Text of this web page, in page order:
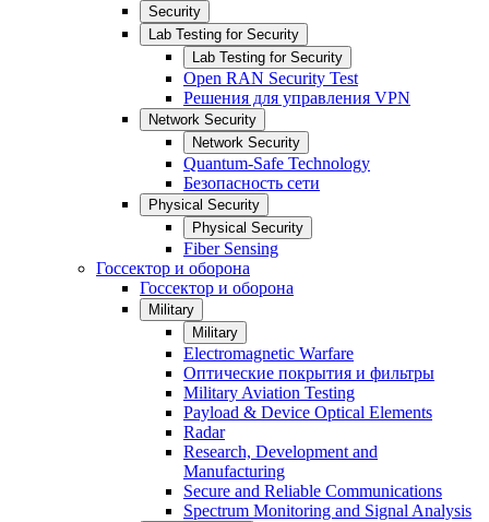
Security
Lab Testing for Security
Lab Testing for Security
Open RAN Security Test
Решения для управления VPN
Network Security
Network Security
Quantum-Safe Technology
Безопасность сети
Physical Security
Physical Security
Fiber Sensing
Госсектор и оборона
Госсектор и оборона
Military
Military
Electromagnetic Warfare
Оптические покрытия и фильтры
Military Aviation Testing
Payload & Device Optical Elements
Radar
Research, Development and
Manufacturing
Secure and Reliable Communications
Spectrum Monitoring and Signal Analysis